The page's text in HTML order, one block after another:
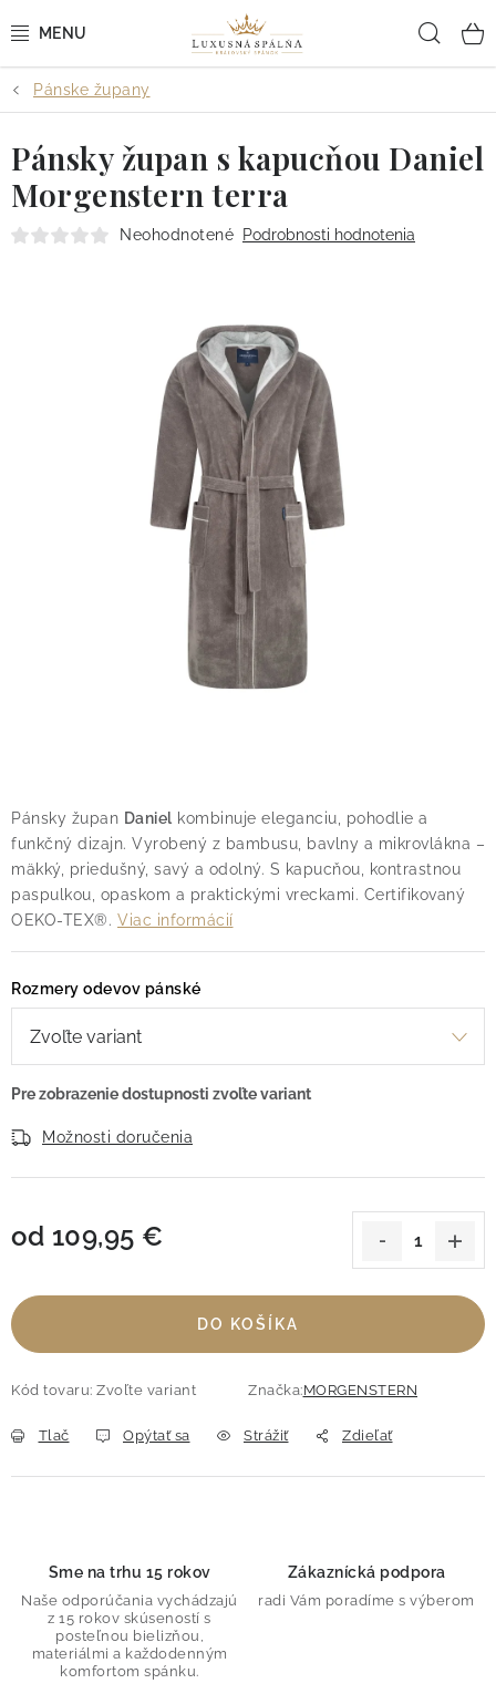
na
POSTEĽNÉ OBLIEČKY
POSTEĽNÉ PLACHTY
PREHOZY A PAPLÓNY
KÚPEĽŇA + WELLNESS
Doprava
Kontakt
Podmienky ochrany osobných údajov
Vrátenie tovaru
Pánske župany
Pánsky župan Daniel kombinuje eleganciu, pohodlie a
funkčný dizajn. Vyrobený z bambusu, bavlny a mikrovlákna –
mäkký, priedušný, savý a odolný. S kapucňou, kontrastnou
paspulkou, opaskom a praktickými vreckami. Certifikovaný
OEKO-TEX®. Viac informácií
Rozmery odevov pánské
Možnosti doručenia
od 109,95 €
DO KOŠÍKA
Kód tovaru: Zvoľte variant Značka:MORGENSTERN
Tlač Opýtať sa Strážiť Zdieľať
Pánsky župan s kapucňou Daniel
Morgenstern terra
Neohodnotené Podrobnosti hodnotenia
Sme na trhu 15 rokov
Naše odporúčania vychádzajú
z 15 rokov skúseností s
posteľnou bielizňou,
materiálmi a každodenným
komfortom spánku.
Zákaznícká podpora
radi Vám poradíme s výberom